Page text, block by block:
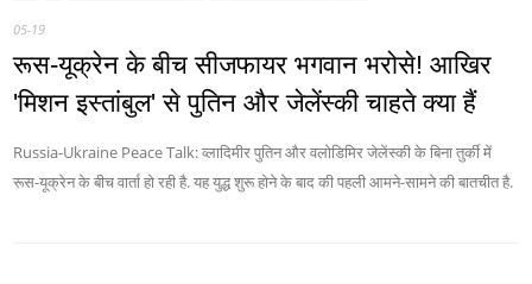
05-19
रूस-यूक्रेन के बीच सीजफायर भगवान भरोसे! आखिर
'मिशन इस्तांबुल' से पुतिन और जेलेंस्की चाहते क्या हैं
Russia-Ukraine Peace Talk: व्लादिमीर पुतिन और वलोडिमिर जेलेंस्की के बिना तुर्की में
रूस-यूक्रेन के बीच वार्ता हो रही है. यह युद्ध शुरू होने के बाद की पहली आमने-सामने की बातचीत है.